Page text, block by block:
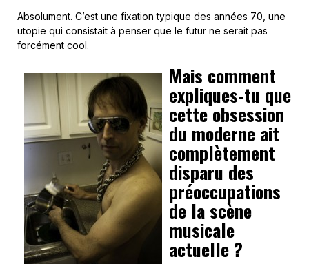
Absolument. C’est une fixation typique des années 70, une
utopie qui consistait à penser que le futur ne serait pas
forcément cool.
Mais comment
expliques-tu que
cette obsession
du moderne ait
complètement
disparu des
préoccupations
de la scène
musicale
actuelle ?